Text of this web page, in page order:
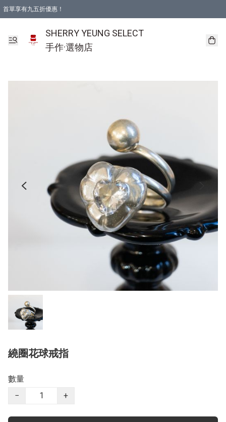
首單享有九五折優惠！
SHERRY YEUNG SELECT
手作·選物店
繞圈花球戒指
數量
−
+